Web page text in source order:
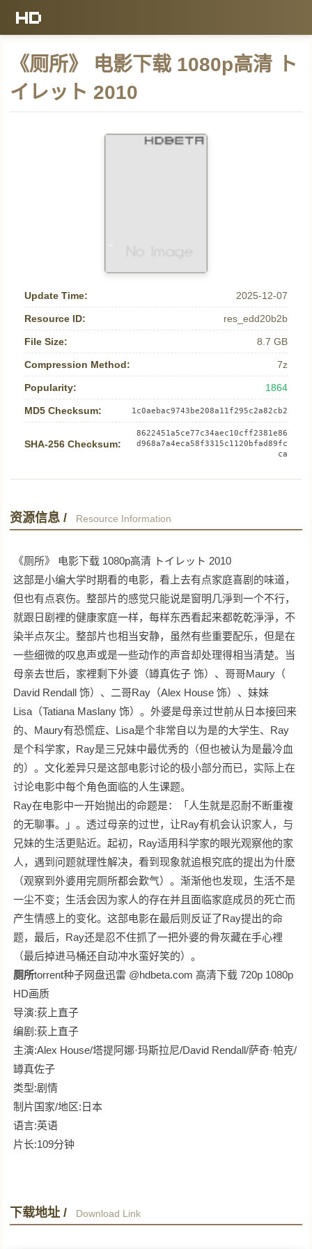
《厕所》 电影下载 1080p高清 ト
イレット 2010
Update Time: 2025-12-07
Resource ID: res_edd20b2b
File Size: 8.7 GB
Compression Method: 7z
Popularity: 1864
MD5 Checksum: 1c0aebac9743be208a11f295c2a82cb2
SHA-256 Checksum:
8622451a5ce77c34aec10cff2381e86
d968a7a4eca58f3315c1120bfad89fc
ca
资源信息 / Resource Information
《厕所》 电影下载 1080p高清 トイレット 2010
这部是小编大学时期看的电影，看上去有点家庭喜剧的味道，
但也有点哀伤。整部片的感觉只能说是窗明几淨到一个不行，
就跟日剧裡的健康家庭一样，每样东西看起来都乾乾淨淨，不
染半点灰尘。整部片也相当安静，虽然有些重要配乐，但是在
一些细微的叹息声或是一些动作的声音却处理得相当清楚。当
母亲去世后，家裡剩下外婆（罇真佐子 饰）、哥哥Maury（
David Rendall 饰）、二哥Ray（Alex House 饰）、妹妹
Lisa（Tatiana Maslany 饰）。外婆是母亲过世前从日本接回来
的、Maury有恐慌症、Lisa是个非常自以为是的大学生、Ray
是个科学家，Ray是三兄妹中最优秀的（但也被认为是最冷血
的）。文化差异只是这部电影讨论的极小部分而已，实际上在
讨论电影中每个角色面临的人生课题。
Ray在电影中一开始抛出的命题是：「人生就是忍耐不断重複
的无聊事。」。透过母亲的过世，让Ray有机会认识家人，与
兄妹的生活更贴近。起初，Ray适用科学家的眼光观察他的家
人，遇到问题就理性解决，看到现象就追根究底的提出为什麽
（观察到外婆用完厕所都会歎气）。渐渐他也发现，生活不是
一尘不变；生活会因为家人的存在并且面临家庭成员的死亡而
产生情感上的变化。这部电影在最后则反证了Ray提出的命
题，最后，Ray还是忍不住抓了一把外婆的骨灰藏在手心裡
（最后掉进马桶还自动冲水蛮好笑的）。
厕所torrent种子网盘迅雷 @hdbeta.com 高清下载 720p 1080p
HD画质
导演:荻上直子
编剧:荻上直子
主演:Alex House/塔提阿娜·玛斯拉尼/David Rendall/萨奇·帕克/
罇真佐子
类型:剧情
制片国家/地区:日本
语言:英语
片长:109分钟
下载地址 / Download Link